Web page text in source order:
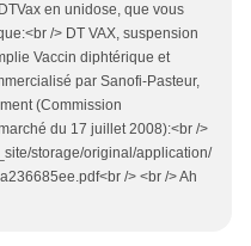
en unidose, que vous
/> DT VAX, suspension
Vaccin diphtérique et
par Sanofi-Pasteur,
(Commission
du 17 juillet 2008):<br />
storage/original/application/
/> <br /> Ah